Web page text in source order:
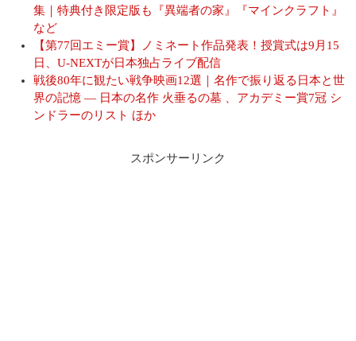
集｜特典付き限定版も『異端者の家』『マインクラフト』
など
【第77回エミー賞】ノミネート作品発表！授賞式は9月15
日、U-NEXTが日本独占ライブ配信
戦後80年に観たい戦争映画12選｜名作で振り返る日本と世
界の記憶 ― 日本の名作 火垂るの墓 、アカデミー賞7冠 シ
ンドラーのリスト ほか
スポンサーリンク